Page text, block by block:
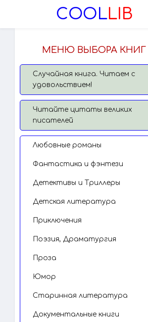
COOLLIB
МЕНЮ ВЫБОРА КНИГ
Случайная книга. Читаем с
удовольствием!
Читайте цитаты великих
писателей
Любовные романы
Фантастика и фэнтези
Детективы и Триллеры
Детская литература
Приключения
Поэзия, Драматургия
Проза
Юмор
Старинная литература
Документальные книги